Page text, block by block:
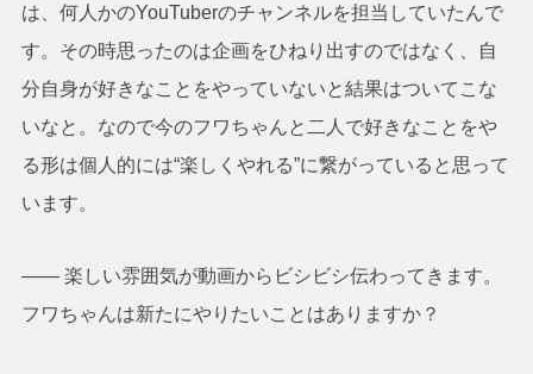
は、何人かのYouTuberのチャンネルを担当していたんで
す。その時思ったのは企画をひねり出すのではなく、自
分自身が好きなことをやっていないと結果はついてこな
いなと。なので今のフワちゃんと二人で好きなことをや
る形は個人的には“楽しくやれる”に繋がっていると思って
います。
―― 楽しい雰囲気が動画からビシビシ伝わってきます。
フワちゃんは新たにやりたいことはありますか？